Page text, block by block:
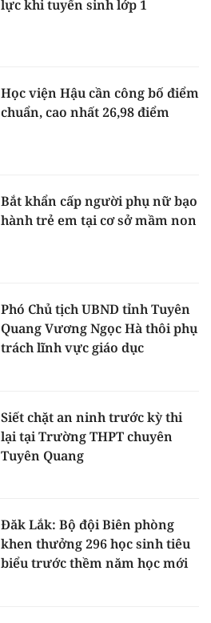
lực khi tuyển sinh lớp 1
Học viện Hậu cần công bố điểm
chuẩn, cao nhất 26,98 điểm
Bắt khẩn cấp người phụ nữ bạo
hành trẻ em tại cơ sở mầm non
Phó Chủ tịch UBND tỉnh Tuyên
Quang Vương Ngọc Hà thôi phụ
trách lĩnh vực giáo dục
Siết chặt an ninh trước kỳ thi
lại tại Trường THPT chuyên
Tuyên Quang
Đăk Lắk: Bộ đội Biên phòng
khen thưởng 296 học sinh tiêu
biểu trước thềm năm học mới